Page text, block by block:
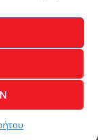
Απορρήτου